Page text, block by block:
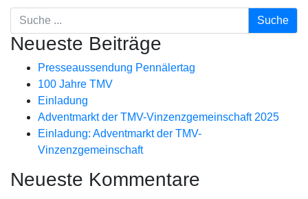
Neueste Beiträge
Presseaussendung Pennälertag
100 Jahre TMV
Einladung
Adventmarkt der TMV-Vinzenzgemeinschaft 2025
Einladung: Adventmarkt der TMV-
Vinzenzgemeinschaft
Neueste Kommentare